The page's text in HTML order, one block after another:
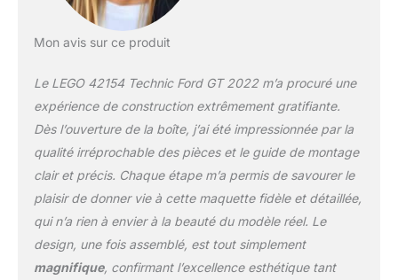
LEGO Technic pour
adultes constitue une
superbe pièce
d'exposition Faisant
partie d'une collection
innovante de kits de
voitures miniatures LEGO
à construire pour les
l'application LEGO
Builder avec des
Mon avis sur ce produit
Le LEGO 42154 Technic Ford GT 2022 m’a procuré une
expérience de construction extrêmement gratifiante.
Dès l’ouverture de la boîte, j’ai été impressionnée par la
qualité irréprochable des pièces et le guide de montage
clair et précis. Chaque étape m’a permis de savourer le
plaisir de donner vie à cette maquette fidèle et détaillée,
qui n’a rien à envier à la beauté du modèle réel. Le
design, une fois assemblé, est tout simplement
magnifique, confirmant l’excellence esthétique tant